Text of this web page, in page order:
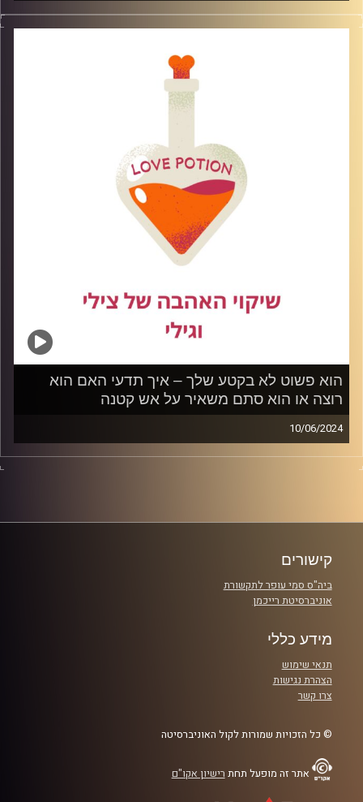
מי מאיתנו לא מפחד מדייט ראשון? זה יכול להיות מביך, מפחיד
ואפילו מאיים. בפרק זה נדבר על איך להתנהל נכון בדייט
הראשון כדי שניצור לעצמנו חוויה נעימה וחיובית. ונזכור תמיד
דייט ראשון זה רק פגישה ראשונית, הכל פתוח והכל יכול
הוא פשוט לא בקטע שלך – איך תדעי האם הוא
רוצה או הוא סתם משאיר על אש קטנה
10/06/2024
האם הבן אדם שאיתו את בקשר באמת נותן לך הכול או שאת
קרדיט תמונות:
קישורים
ביה"ס סמי עופר לתקשורת
אוניברסיטת רייכמן
מידע כללי
תנאי שימוש
הצהרת נגישות
צרו קשר
© כל הזכויות שמורות לקול האוניברסיטה
אתר זה מופעל תחת רישיון אקו"ם